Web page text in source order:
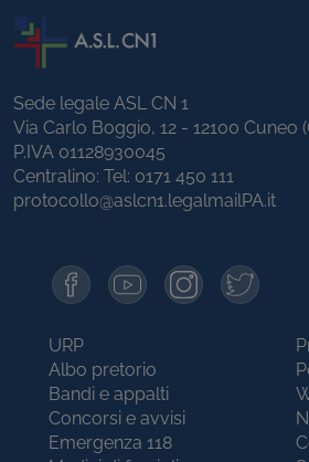
Sede legale ASL CN 1
Via Carlo Boggio, 12 - 12100 Cuneo
P.IVA 01128930045
Centralino: Tel: 0171 450 111
protocollo@aslcn1.legalmailPA.it
URP
Albo pretorio
Bandi e appalti
Concorsi e avvisi
Emergenza 118